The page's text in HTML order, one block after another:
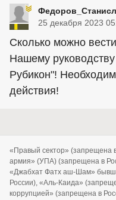
25 декабря 2023
Сколько можно
Нашему
Рубикон"!
действия!
«Правый сектор» (запрещена
армия» (УПА) (запрещена в
«Джабхат Фатх аш-Шам»
России), «Аль-Каида»
коррупцией» (запрещена в